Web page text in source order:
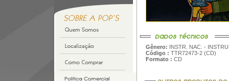
Gênero: INSTR. NAC. -
Código : TTR72473-2 (CD)
Formato : CD